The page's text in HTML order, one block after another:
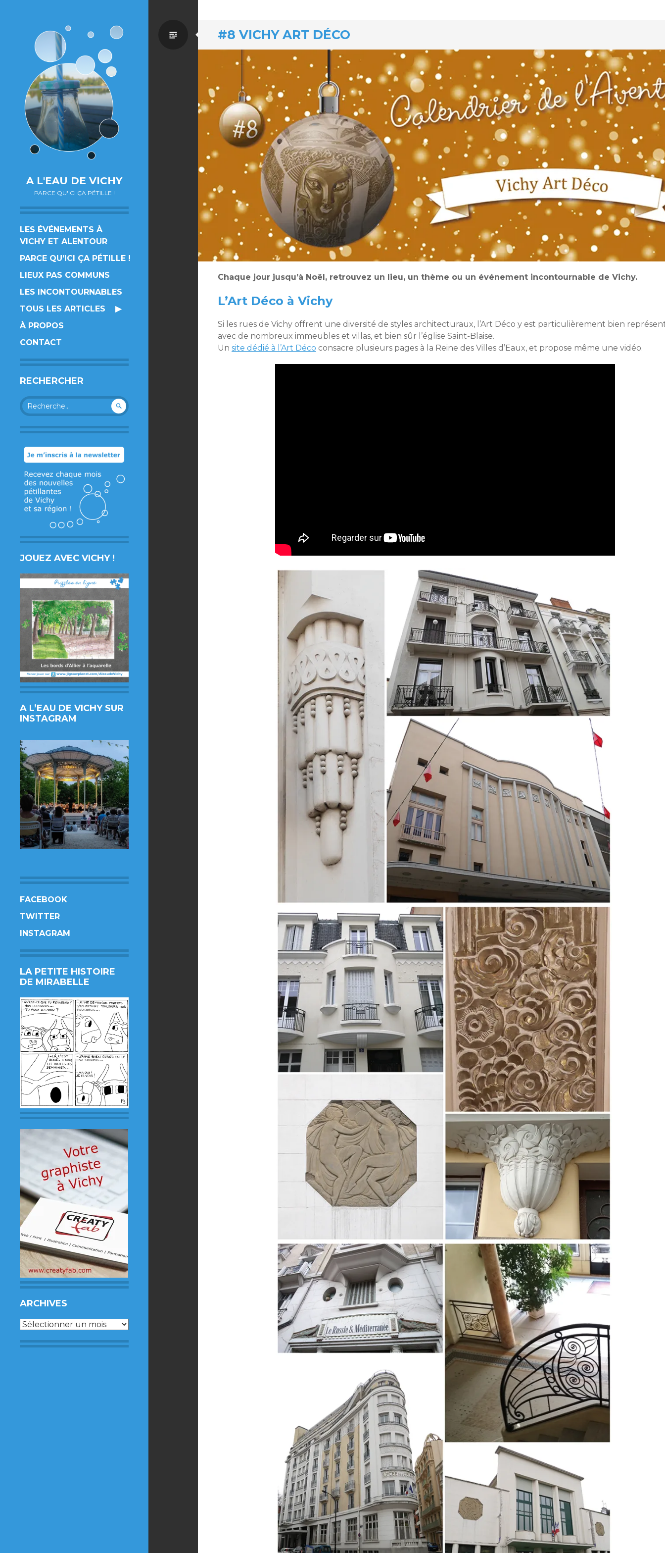
A L'EAU DE VICHY
PARCE QU'ICI ÇA PÉTILLE !
LES ÉVÉNEMENTS À
VICHY ET ALENTOUR
PARCE QU’ICI ÇA PÉTILLE !
LIEUX PAS COMMUNS
LES INCONTOURNABLES
TOUS LES ARTICLES
À PROPOS
CONTACT
RECHERCHER
Rechercher :
JOUEZ AVEC VICHY !
A L’EAU DE VICHY SUR
INSTAGRAM
FACEBOOK
TWITTER
INSTAGRAM
LA PETITE HISTOIRE
DE MIRABELLE
ARCHIVES
Archives
#8 VICHY ART DÉCO
Par
Chaque jour jusqu’à Noël, retrouvez un lieu, un thème ou un événement incontournable de Vichy.
L’Art Déco à Vichy
Si les rues de Vichy offrent une diversité de styles architecturaux, l’Art Déco y est particulièrement bien
avec de nombreux immeubles et villas, et bien sûr l’église Saint-Blaise.
Un site dédié à l’Art Déco consacre plusieurs pages à la Reine des Villes d’Eaux, et propose même une vidéo.